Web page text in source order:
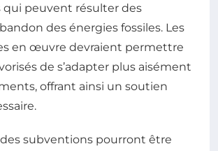
peuvent résulter des
des énergies fossiles. Les
en œuvre devraient permettre
de s’adapter plus aisément
offrant ainsi un soutien
subventions pourront être